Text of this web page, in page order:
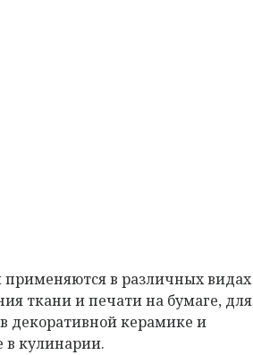
в различных видах
ткани и печати на бумаге, для
декоративной керамике и
кулинарии.